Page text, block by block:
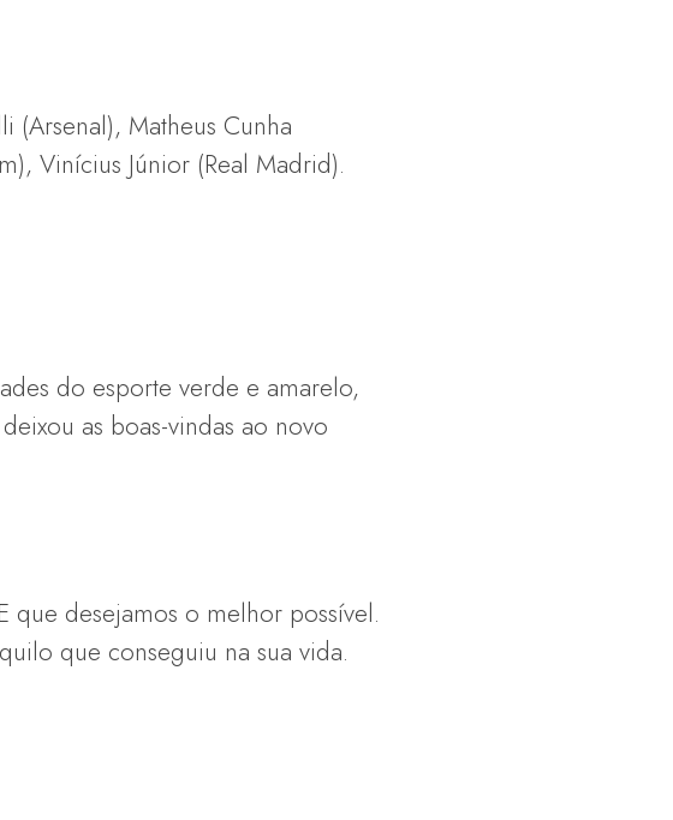
(Arsenal), Matheus Cunha
Vinícius Júnior (Real Madrid).
do esporte verde e amarelo,
as boas-vindas ao novo
que desejamos o melhor possível.
que conseguiu na sua vida.